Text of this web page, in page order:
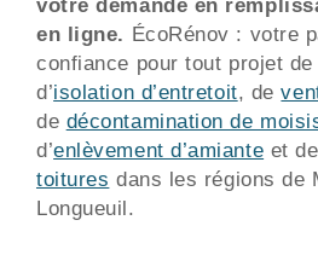
votre demande en
en ligne.
ÉcoRénov : votre
confiance pour tout projet
d’isolation d’entretoit, de
de décontamination de
d’enlèvement d’amiante et de
toitures dans les régions de
Longueuil.